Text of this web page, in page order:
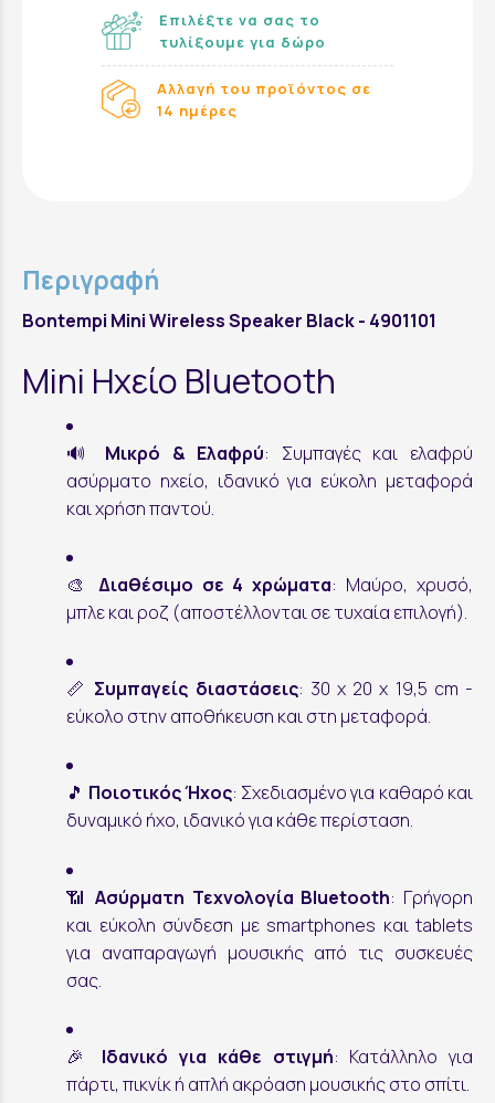
Επιλέξτε να σας το
τυλίξουμε για δώρο
Αλλαγή του προϊόντος σε
14 ημέρες
Περιγραφή
Bontempi Mini Wireless Speaker Black - 4901101
Mini Ηχείο Bluetooth
🔊 Μικρό & Ελαφρύ: Συμπαγές και ελαφρύ
ασύρματο ηχείο, ιδανικό για εύκολη μεταφορά
και χρήση παντού.
🎨 Διαθέσιμο σε 4 χρώματα: Μαύρο, χρυσό,
μπλε και ροζ (αποστέλλονται σε τυχαία επιλογή).
📏 Συμπαγείς διαστάσεις: 30 x 20 x 19,5 cm -
εύκολο στην αποθήκευση και στη μεταφορά.
🎵 Ποιοτικός Ήχος: Σχεδιασμένο για καθαρό και
δυναμικό ήχο, ιδανικό για κάθε περίσταση.
📶 Ασύρματη Τεχνολογία Bluetooth: Γρήγορη
και εύκολη σύνδεση με smartphones και tablets
για αναπαραγωγή μουσικής από τις συσκευές
σας.
🎉 Ιδανικό για κάθε στιγμή: Κατάλληλο για
πάρτι, πικνίκ ή απλή ακρόαση μουσικής στο σπίτι.